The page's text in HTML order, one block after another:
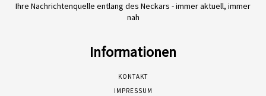
Ihre Nachrichtenquelle entlang des Neckars - immer aktuell, immer
nah
Informationen
KONTAKT
IMPRESSUM